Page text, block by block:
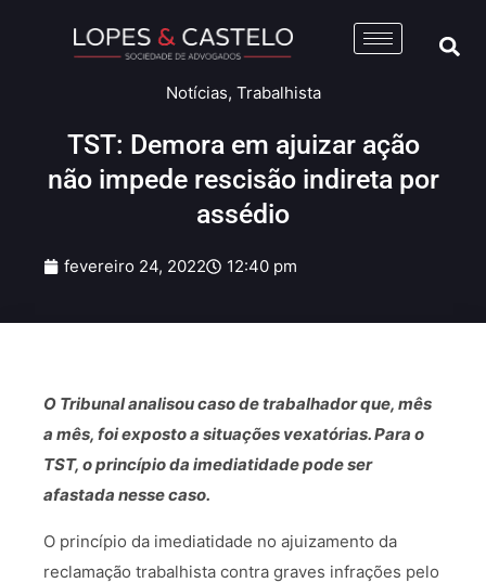
Notícias, Trabalhista
TST: Demora em ajuizar ação
não impede rescisão indireta por
assédio
fevereiro 24, 2022 12:40 pm
O Tribunal analisou caso de trabalhador que, mês
a mês, foi exposto a situações vexatórias. Para o
TST, o princípio da imediatidade pode ser
afastada nesse caso.
O princípio da imediatidade no ajuizamento da
reclamação trabalhista contra graves infrações pelo